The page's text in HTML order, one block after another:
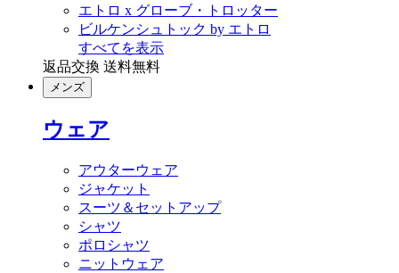
エトロ x グローブ・トロッター
ビルケンシュトック by エトロ
すべてを表示
返品交換 送料無料
メンズ
ウェア
アウターウェア
ジャケット
スーツ＆セットアップ
シャツ
ポロシャツ
ニットウェア